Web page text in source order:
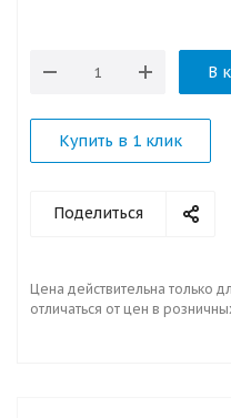
В
Купить в 1 клик
Поделиться
Цена действительна только
отличаться от цен в